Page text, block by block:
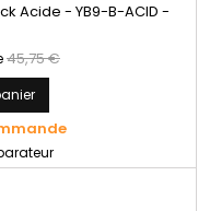
Acide - YB9-B-ACID -
45,75 €